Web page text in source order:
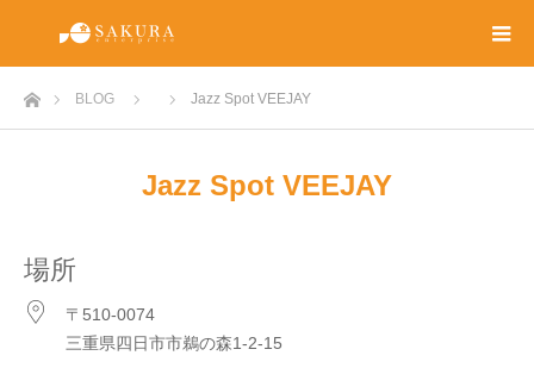
ホームBLOG Jazz Spot VEEJAY
Jazz Spot VEEJAY
場所
〒510-0074
三重県四日市市鵜の森1-2-15